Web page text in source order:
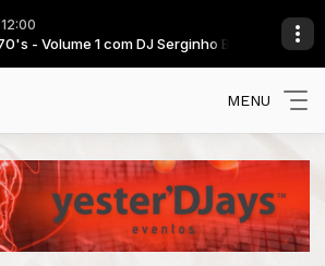
1 com DJ Serginho Brazil
- We Are Family
MENU